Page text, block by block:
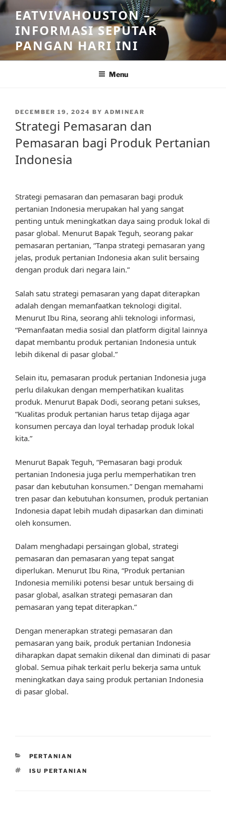
Skip
to
content
EATVIVAHOUSTON –
INFORMASI SEPUTAR
PANGAN HARI INI
Menu
POSTED
DECEMBER 19, 2024 BY ADMINEAR
Strategi Pemasaran dan
Pemasaran bagi Produk Pertanian
Indonesia
Strategi pemasaran dan pemasaran bagi produk
pertanian Indonesia merupakan hal yang sangat
penting untuk meningkatkan daya saing produk lokal di
pasar global. Menurut Bapak Teguh, seorang pakar
pemasaran pertanian, “Tanpa strategi pemasaran yang
jelas, produk pertanian Indonesia akan sulit bersaing
dengan produk dari negara lain.”
Salah satu strategi pemasaran yang dapat diterapkan
adalah dengan memanfaatkan teknologi digital.
Menurut Ibu Rina, seorang ahli teknologi informasi,
“Pemanfaatan media sosial dan platform digital lainnya
dapat membantu produk pertanian Indonesia untuk
lebih dikenal di pasar global.”
Selain itu, pemasaran produk pertanian Indonesia juga
perlu dilakukan dengan memperhatikan kualitas
produk. Menurut Bapak Dodi, seorang petani sukses,
“Kualitas produk pertanian harus tetap dijaga agar
konsumen percaya dan loyal terhadap produk lokal
kita.”
Menurut Bapak Teguh, “Pemasaran bagi produk
pertanian Indonesia juga perlu memperhatikan tren
pasar dan kebutuhan konsumen.” Dengan memahami
tren pasar dan kebutuhan konsumen, produk pertanian
Indonesia dapat lebih mudah dipasarkan dan diminati
oleh konsumen.
Dalam menghadapi persaingan global, strategi
pemasaran dan pemasaran yang tepat sangat
diperlukan. Menurut Ibu Rina, “Produk pertanian
Indonesia memiliki potensi besar untuk bersaing di
pasar global, asalkan strategi pemasaran dan
pemasaran yang tepat diterapkan.”
Dengan menerapkan strategi pemasaran dan
pemasaran yang baik, produk pertanian Indonesia
diharapkan dapat semakin dikenal dan diminati di pasar
global. Semua pihak terkait perlu bekerja sama untuk
meningkatkan daya saing produk pertanian Indonesia
di pasar global.
CATEGORIES
PERTANIAN
TAGS
ISU PERTANIAN